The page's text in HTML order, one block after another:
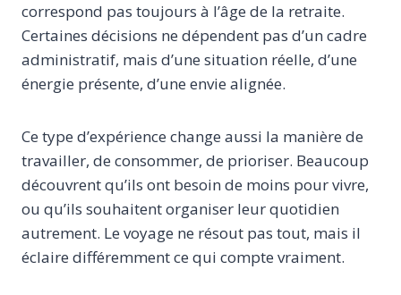
correspond pas toujours à l’âge de la retraite.
Certaines décisions ne dépendent pas d’un cadre
administratif, mais d’une situation réelle, d’une
énergie présente, d’une envie alignée.
Ce type d’expérience change aussi la manière de
travailler, de consommer, de prioriser. Beaucoup
découvrent qu’ils ont besoin de moins pour vivre,
ou qu’ils souhaitent organiser leur quotidien
autrement. Le voyage ne résout pas tout, mais il
éclaire différemment ce qui compte vraiment.